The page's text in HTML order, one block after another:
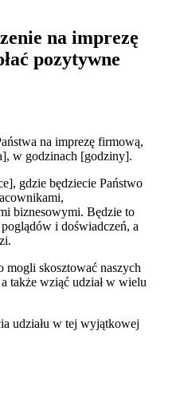
na imprezę
pozytywne
na imprezę firmową,
w godzinach [godziny].
gdzie będziecie Państwo
biznesowymi. Będzie to
i doświadczeń, a
mogli skosztować naszych
także wziąć udział w wielu
udziału w tej wyjątkowej